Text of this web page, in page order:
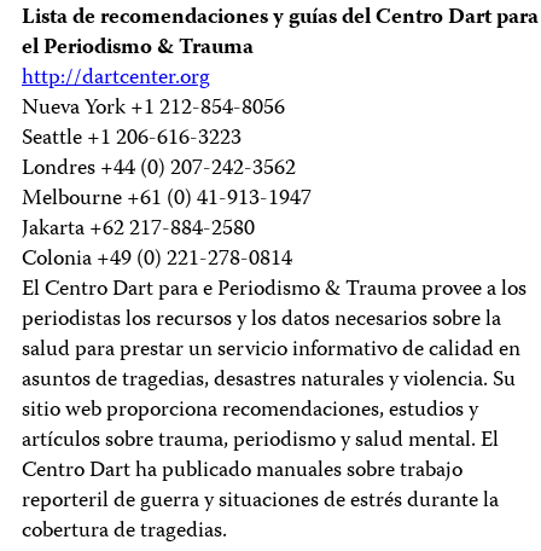
Lista de recomendaciones y guías del Centro Dart para
el Periodismo & Trauma
http://dartcenter.org
Nueva York +1 212-854-8056
Seattle +1 206-616-3223
Londres +44 (0) 207-242-3562
Melbourne +61 (0) 41-913-1947
Jakarta +62 217-884-2580
Colonia +49 (0) 221-278-0814
El Centro Dart para e Periodismo & Trauma provee a los
periodistas los recursos y los datos necesarios sobre la
salud para prestar un servicio informativo de calidad en
asuntos de tragedias, desastres naturales y violencia. Su
sitio web proporciona recomendaciones, estudios y
artículos sobre trauma, periodismo y salud mental. El
Centro Dart ha publicado manuales sobre trabajo
reporteril de guerra y situaciones de estrés durante la
cobertura de tragedias.